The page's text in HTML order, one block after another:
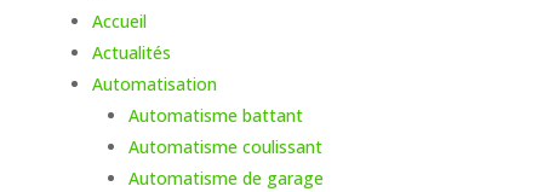
Accueil
Actualités
Automatisation
Automatisme battant
Automatisme coulissant
Automatisme de garage